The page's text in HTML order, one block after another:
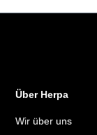
Über Herpa
Wir über uns